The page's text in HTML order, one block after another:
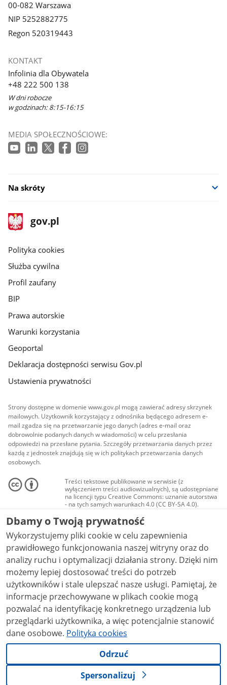
00-082 Warszawa
NIP 5252882775
Regon 520319443
KONTAKT
Infolinia dla Obywatela
+48 222 500 138
W dni robocze
w godzinach: 8:15-16:15
MEDIA SPOŁECZNOŚCIOWE:
Na skróty
stopka
gov.pl
Strona
gov.pl
gov.pl
Polityka cookies
Służba cywilna
Profil zaufany
BIP
Prawa autorskie
Warunki korzystania
Geoportal
Deklaracja dostępności serwisu Gov.pl
Ustawienia prywatności
Strony dostępne w domenie www.gov.pl mogą zawierać adresy skrzynek
mailowych. Użytkownik korzystający z odnośnika będącego adresem e-
mail zgadza się na przetwarzanie jego danych (adres e-mail oraz
dobrowolnie podanych danych w wiadomości) w celu przesłania
odpowiedzi na przesłane pytania. Szczegóły przetwarzania danych przez
każdą z jednostek znajdują się w ich politykach przetwarzania danych
osobowych.
Treści tekstowe publikowane w serwisie (z
wyłączeniem treści audiowizualnych), są udostępniane
na licencji typu Creative Commons: uznanie autorstwa
- na tych samych warunkach 4.0 (CC BY-SA 4.0).
Materiały audiowizualne, w tym zdjęcia, materiały
audio i wideo, są udostępniane na licencji typu
Creative Commons: uznanie autorstwa użycie
niekomercyjne - bez utworów zależnych 4.0 (CC BY-
NC-ND 4.0), o ile nie jest to stwierdzone inaczej.
Dbamy o Twoją prywatność
Wykorzystujemy pliki cookie w celu zapewnienia
prawidłowego funkcjonowania naszej witryny oraz do
analizy ruchu i optymalizacji działania strony. Dzięki nim
możemy lepiej dostosować treści do potrzeb
użytkowników i stale ulepszać nasze usługi. Pamiętaj, że
informacje przechowywane w plikach cookie mogą
pozwalać na identyfikację konkretnego urządzenia lub
przeglądarki użytkownika, a więc potencjalnie stanowić
dane osobowe. Polityka cookies
Odrzuć
Spersonalizuj